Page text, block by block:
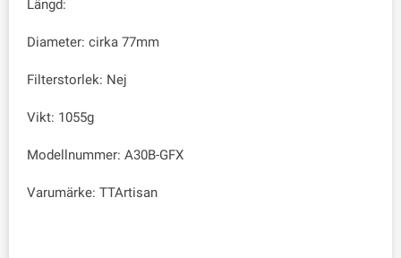
Längd:
Diameter: cirka 77mm
Filterstorlek: Nej
Vikt: 1055g
Modellnummer: A30B-GFX
Varumärke: TTArtisan